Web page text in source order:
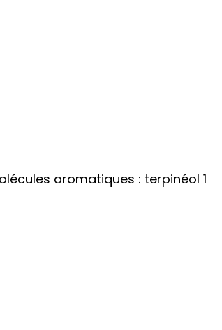
aromatiques : terpinéol 1